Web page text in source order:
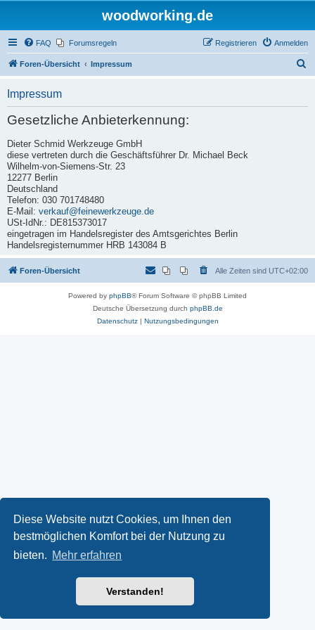
Diese Website nutzt Cookies, um Ihnen den
bestmöglichen Komfort bei der Nutzung zu
bieten. Mehr erfahren
Verstanden!
woodworking.de
FAQ Forumsregeln Anmelden
Registrieren
Foren-Übersicht Impressum
Impressum
Gesetzliche Anbieterkennung:
Dieter Schmid Werkzeuge GmbH
diese vertreten durch die Geschäftsführer Dr. Michael Beck
Wilhelm-von-Siemens-Str. 23
12277 Berlin
Deutschland
Telefon: 030 701748480
E-Mail: verkauf@feinewerkzeuge.de
USt-IdNr.: DE815373017
eingetragen im Handelsregister des Amtsgerichtes Berlin
Handelsregisternummer HRB 143084 B
Foren-Übersicht Alle Zeiten sind UTC+02:00
Powered by phpBB® Forum Software © phpBB Limited
Deutsche Übersetzung durch phpBB.de
Datenschutz| Nutzungsbedingungen